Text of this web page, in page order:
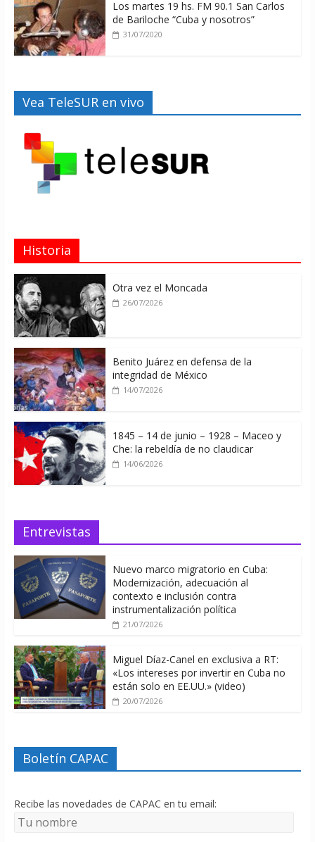
Los martes 19 hs. FM 90.1 San Carlos
de Bariloche “Cuba y nosotros”
31/07/2020
Vea TeleSUR en vivo
Historia
Otra vez el Moncada
26/07/2026
Benito Juárez en defensa de la
integridad de México
14/07/2026
1845 – 14 de junio – 1928 – Maceo y
Che: la rebeldía de no claudicar
14/06/2026
Entrevistas
Nuevo marco migratorio en Cuba:
Modernización, adecuación al
contexto e inclusión contra
instrumentalización política
21/07/2026
Miguel Díaz-Canel en exclusiva a RT:
«Los intereses por invertir en Cuba no
están solo en EE.UU.» (video)
20/07/2026
Boletín CAPAC
Recibe las novedades de CAPAC en tu email: